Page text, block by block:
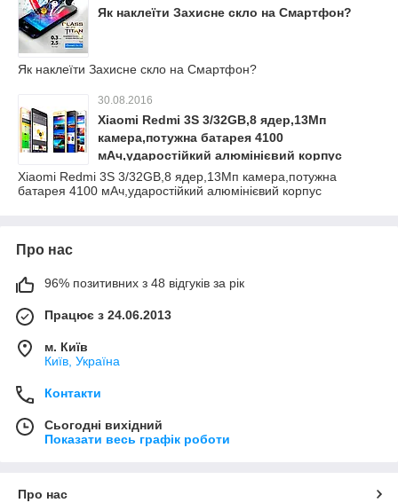
Як наклеїти Захисне скло на Смартфон?
Як наклеїти Захисне скло на Смартфон?
30.08.2016
Xiaomi Redmi 3S 3/32GB,8 ядер,13Мп
камера,потужна батарея 4100
мАч,ударостійкий алюмінієвий корпус
Xiaomi Redmi 3S 3/32GB,8 ядер,13Мп камера,потужна
батарея 4100 мАч,ударостійкий алюмінієвий корпус
Про нас
96% позитивних з 48 відгуків за рік
Працює з 24.06.2013
м. Київ
Київ, Україна
Контакти
Сьогодні вихідний
Показати весь графік роботи
Про нас